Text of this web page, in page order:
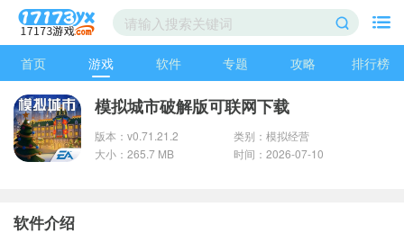
首页 游戏 软件 专题 攻略 排行榜
模拟城市破解版可联网下载
版本：v0.71.21.2
类别：模拟经营
大小：265.7 MB
时间：2026-07-10
软件介绍